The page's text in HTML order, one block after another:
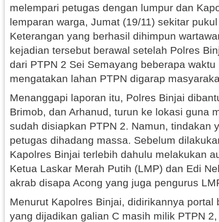
melempari petugas dengan lumpur dan
lemparan warga, Jumat (19/11) sekitar
Keterangan yang berhasil dihimpun
kejadian tersebut berawal setelah Polres
dari PTPN 2 Sei Semayang beberapa
mengatakan lahan PTPN digarap
Menanggapi laporan itu, Polres Binjai
Brimob, dan Arhanud, turun ke lokasi guna
sudah disiapkan PTPN 2. Namun, tindakan
petugas dihadang massa. Sebelum
Kapolres Binjai terlebih dahulu melakukan
Ketua Laskar Merah Putih (LMP) dan Edi
akrab disapa Acong yang juga pengurus
Menurut Kapolres Binjai, didirikannya portal
yang dijadikan galian C masih milik PTPN